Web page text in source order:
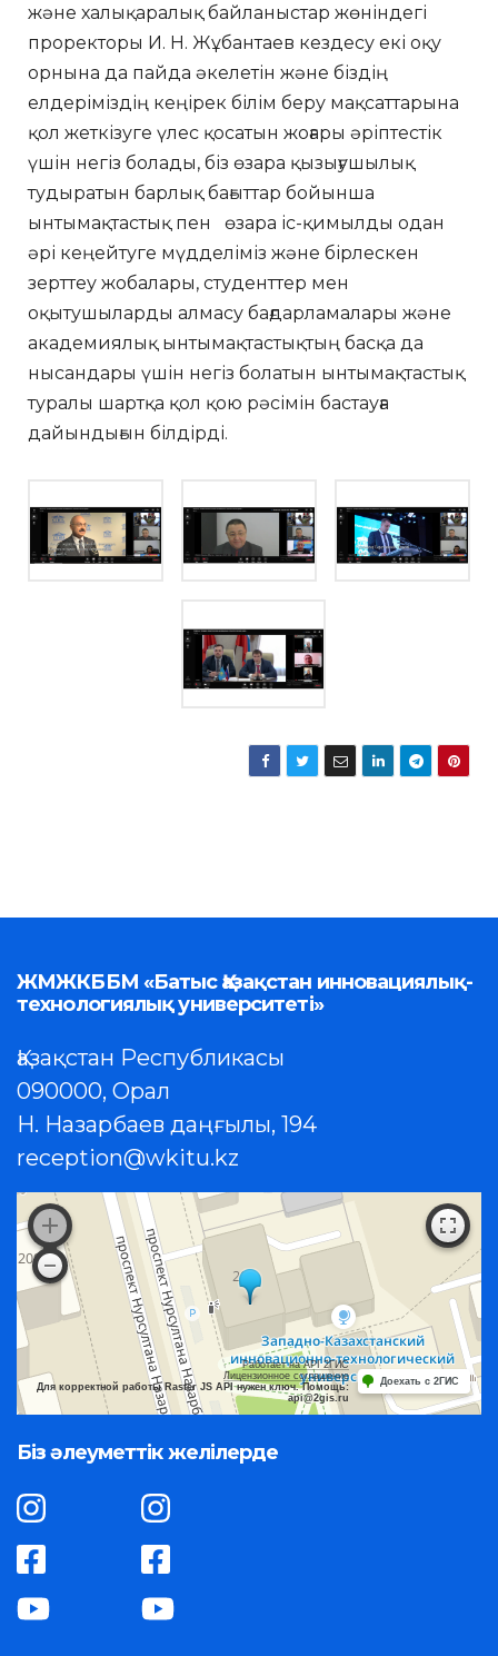
және халықаралық байланыстар жөніндегі
проректоры И. Н. Жұбантаев кездесу екі оқу
орнына да пайда әкелетін және біздің
елдеріміздің кеңірек білім беру мақсаттарына
қол жеткізуге үлес қосатын жоғары әріптестік
үшін негіз болады, біз өзара қызығушылық
тудыратын барлық бағыттар бойынша
ынтымақтастық пен өзара іс-қимылды одан
әрі кеңейтуге мүдделіміз және бірлескен
зерттеу жобалары, студенттер мен
оқытушыларды алмасу бағдарламалары және
академиялық ынтымақтастықтың басқа да
нысандары үшін негіз болатын ынтымақтастық
туралы шартқа қол қою рәсімін бастауға
дайындығын білдірді.
ЖМЖКББМ «Батыс Қазақстан инновациялық-
технологиялық университеті»
Қазақстан Республикасы
090000, Орал
Н. Назарбаев даңғылы, 194
reception@wkitu.kz
Работает на API 2ГИС
Лицензионное соглашение
Для корректной работы Raster JS API нужен ключ. Помощь:
api@2gis.ru
Доехать с 2ГИС
Біз әлеуметтік желілерде